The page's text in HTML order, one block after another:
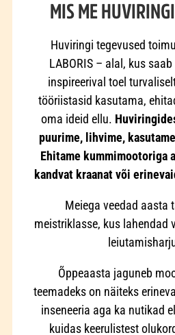
MIS ME
Huviringi tegevused
LABORIS – alal, kus
inspireerival toel
tööriistasid kasutama,
oma ideid ellu.
puurime, lihvime,
Ehitame kummimootoriga
kandvat kraanat või
Meiega veedad aasta
meistriklasse, kus lahendad
Õppeaasta jaguneb
teemadeks on näiteks
inseneeria aga ka nutikad
kuidas keerulistest